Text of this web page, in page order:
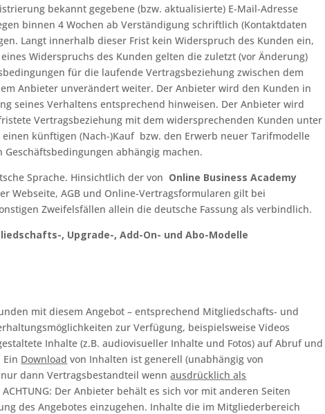
bekannt gegebene (bzw. aktualisierte) E-Mail-Adresse
binnen 4 Wochen ab Verständigung schriftlich (Kontaktdaten
Langt innerhalb dieser Frist kein Widerspruch des Kunden ein,
Widerspruchs des Kunden gelten die zuletzt (vor Änderung)
für die laufende Vertragsbeziehung zwischen dem
Anbieter unverändert weiter. Der Anbieter wird den Kunden in
seines Verhaltens entsprechend hinweisen. Der Anbieter wird
Vertragsbeziehung mit dem widersprechenden Kunden unter
künftigen (Nach-)Kauf bzw. den Erwerb neuer Tarifmodelle
abhängig machen.
Sprache. Hinsichtlich der von Online Business Academy
Webseite, AGB und Online-Vertragsformularen gilt bei
Zweifelsfällen allein die deutsche Fassung als verbindlich.
, Upgrade-, Add-On- und Abo-Modelle
mit diesem Angebot – entsprechend Mitgliedschafts- und
zur Verfügung, beispielsweise Videos
Inhalte (z.B. audiovisueller Inhalte und Fotos) auf Abruf und
Ein Download von Inhalten ist generell (unabhängig von
dann Vertragsbestandteil wennausdrücklichals
ACHTUNG: Der Anbieter behält es sich vor mit anderen Seiten
des Angebotes einzugehen. Inhalte die im Mitgliederbereich